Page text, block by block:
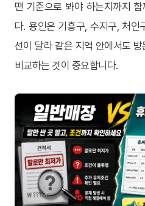
떤 기준으로 봐야 하는지까지
다. 용인은 기흥구, 수지구, 처
선이 달라 같은 지역 안에서도 방
비교하는 것이 중요합니다.